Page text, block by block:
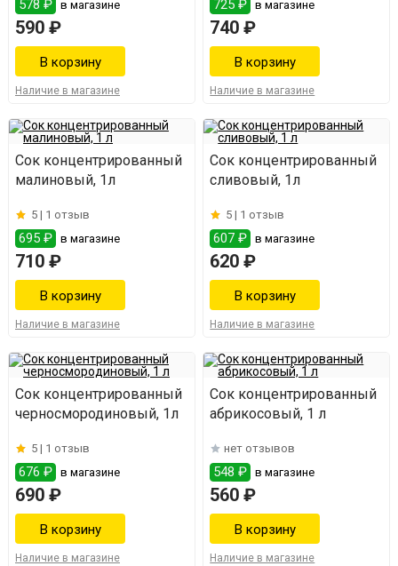
578 ₽ в магазине
590 ₽
Наличие в магазине
725 ₽ в магазине
740 ₽
Наличие в магазине
Сок концентрированный
малиновый, 1л
5 | 1 отзыв
695 ₽ в магазине
710 ₽
Наличие в магазине
Сок концентрированный
сливовый, 1л
5 | 1 отзыв
607 ₽ в магазине
620 ₽
Наличие в магазине
Сок концентрированный
черносмородиновый, 1л
5 | 1 отзыв
676 ₽ в магазине
690 ₽
Наличие в магазине
Сок концентрированный
абрикосовый, 1 л
нет отзывов
548 ₽ в магазине
560 ₽
Наличие в магазине